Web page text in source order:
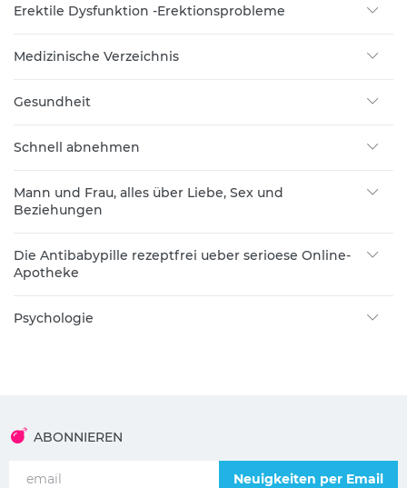
Erektile Dysfunktion -Erektionsprobleme
Medizinische Verzeichnis
Gesundheit
Schnell abnehmen
Mann und Frau, alles über Liebe, Sex und
Beziehungen
Die Antibabypille rezeptfrei ueber serioese Online-
Apotheke
Psychologie
ABONNIEREN
Neuigkeiten per Email